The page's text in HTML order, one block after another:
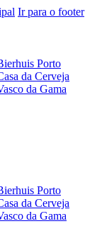
Ir para o footer
Porto
da Cerveja
da Gama
Porto
da Cerveja
da Gama